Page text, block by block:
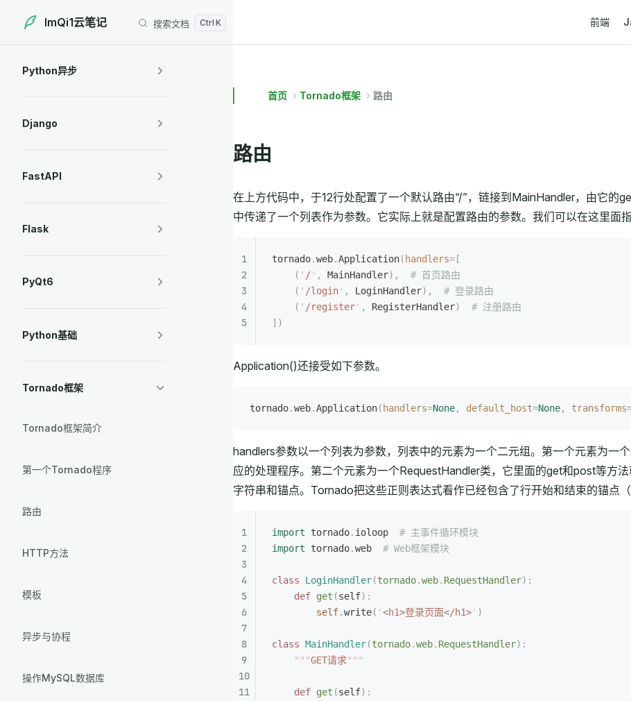
Skip to content
ImQi1云笔记 搜索文档 前端
Python异步
Django
FastAPI
Flask
PyQt6
Python基础
Tornado框架
Tornado框架简介
第一个Tornado程序
路由
HTTP方法
模板
异步与协程
操作MySQL数据库
首页 Tornado框架 路由
路由
在上方代码中，于12行处配置了一个默认路由“/”，链接到MainHandler，由它
中传递了一个列表作为参数。它实际上就是配置路由的参数。我们可以在这里面
tornado.web.Application( handlers=[
    (
' /' , MainHandler),
  # 首页路由
    (
' /login' , LoginHandler),
  # 登录路由
    (
' /register' , RegisterHandler)
  # 注册路由
])
Application()还接受如下参数。
tornado.web.Application( handlers=None, default_host=None, transforms
handlers参数以一个列表为参数，列表中的元素为一个二元组。第一个元素为一
应的处理程序。第二个元素为一个RequestHandler类，它里面的get和post等方
字符串和锚点。Tornado把这些正则表达式看作已经包含了行开始和结束的锚点（
import tornado. ioloop # 主事件循环模块
import tornado.web # Web框架模块
class LoginHandler(tornado.web. RequestHandler):
    def
get (self):
        self
.write( '<h1>登录页面</h1>' )
class MainHandler(tornado.web. RequestHandler):
    """
GET请求"""
    def
get (self):